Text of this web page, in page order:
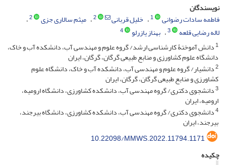
نویسندگان
فاطمه سادات رضوانی
1 خلیل قربانی 2 میثم سالاری جزی 2
لاله رضایی قلعه 3 بهناز یازرلو
4
1دانش آموختۀ کارشناسی ارشد/ گروه علوم و مهندسی آب، دانشکده آب و خاک،
دانشگاه علوم کشاورزی و منابع طبیعی گرگان، گرگان، ایران
2دانشیار/ گروه علوم و مهندسی آب، دانشکده آب و خاک، دانشگاه علوم
کشاورزی و منابع طبیعی گرگان، گرگان، ایران
3دانشجوی دکتری/ گروه مهندسی آب، دانشکده کشاورزی، دانشگاه ارومیه،
ارومیه، ایران
4دانشجوی دکتری/ گروه مهندسی آب، دانشکده کشاورزی، دانشگاه بیرجند،
بیرجند، ایران
10.22098/MMWS.2022.11794.1171
چکیده